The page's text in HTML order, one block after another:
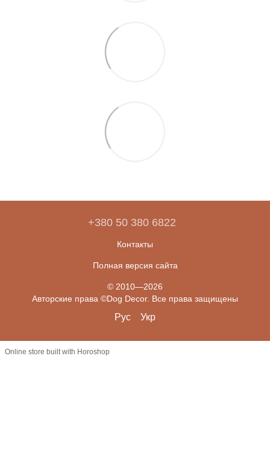
+380 50 380 6822
Контакты
Полная версия сайта
© 2010—2026
Авторские права ©Dog Decor. Все права защищены
Рус Укр
Online store built with Horoshop